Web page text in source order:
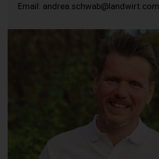
Email: andrea.schwab@landwirt.com